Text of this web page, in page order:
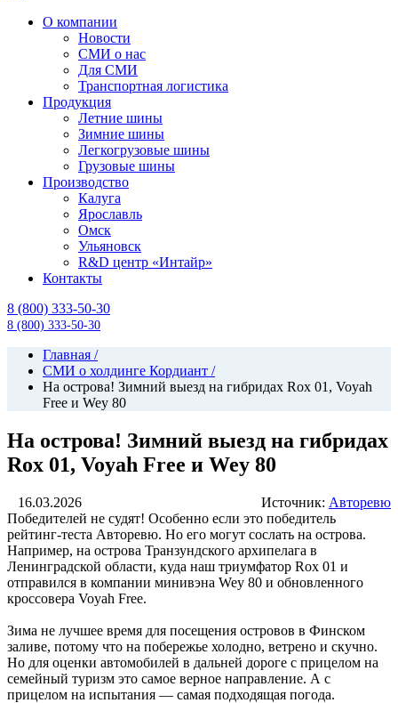
О компании
Новости
СМИ о нас
Для СМИ
Транспортная логистика
Продукция
Летние шины
Зимние шины
Легкогрузовые шины
Грузовые шины
Производство
Калуга
Ярославль
Омск
Ульяновск
R&D центр «Интайр»
Контакты
8 (800) 333-50-30
8 (800) 333-50-30
Главная /
СМИ о холдинге Кордиант /
На острова! Зимний выезд на гибридах Rox 01, Voyah
Free и Wey 80
На острова! Зимний выезд на гибридах
Rox 01, Voyah Free и Wey 80
16.03.2026 Источник: Авторевю
Победителей не судят! Особенно если это победитель
рейтинг-теста Авторевю. Но его могут сослать на острова.
Например, на острова Транзундского архипелага в
Ленинградской области, куда наш триумфатор Rox 01 и
отправился в компании минивэна Wey 80 и обновленного
кроссовера Voyah Free.
Зима не лучшее время для посещения островов в Финском
заливе, потому что на побережье холодно, ветрено и скучно.
Но для оценки автомобилей в дальней дороге с прицелом на
семейный туризм это самое верное направление. А с
прицелом на испытания — самая подходящая погода.